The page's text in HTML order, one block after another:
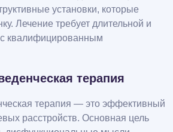
установки, которые
Лечение требует длительной и
квалифицированным
терапия
терапия — это эффективный
расстройств. Основная цель